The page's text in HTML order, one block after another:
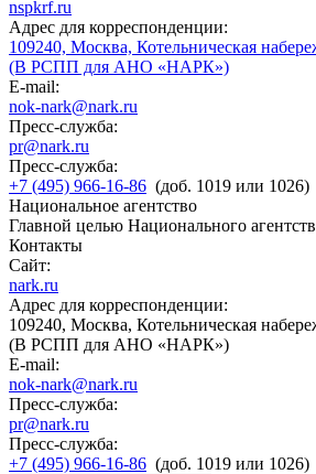
nspkrf.ru
Адрес для корреспонденции:
109240, Москва, Котельническая
(В РСПП для АНО «НАРК»)
E-mail:
nok-nark@nark.ru
Пресс-служба:
pr@nark.ru
Пресс-служба:
+7 (495) 966-16-86 (доб. 1019 или 1026)
Национальное агентство
Главной целью Национального
Контакты
Сайт:
nark.ru
Адрес для корреспонденции:
109240, Москва, Котельническая
(В РСПП для АНО «НАРК»)
E-mail:
nok-nark@nark.ru
Пресс-служба:
pr@nark.ru
Пресс-служба:
+7 (495) 966-16-86 (доб. 1019 или 1026)